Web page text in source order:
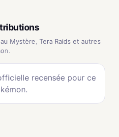
Mystère, Tera Raids et autres
recensée pour ce